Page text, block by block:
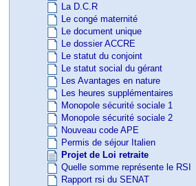
La D.C.R
Le congé maternité
Le document unique
Le dossier ACCRE
Le statut du conjoint
Le statut social du gérant
Les Avantages en nature
Les heures supplémentaires
Monopole sécurité sociale 1
Monopole sécurité sociale 2
Nouveau code APE
Permis de séjour Italien
Projet de Loi retraite
Quelle somme représente le RSI
Rapport rsi du SENAT